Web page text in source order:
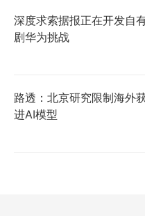
深度求索据报正在开发自
剧华为挑战
路透：北京研究限制海外
进AI模型